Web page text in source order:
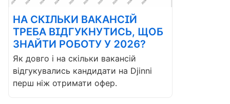
НА СКІЛЬКИ ВАКАНСІЙ
ТРЕБА ВІДГУКНУТИСЬ, ЩОБ
ЗНАЙТИ РОБОТУ У 2026?
Як довго і на скільки вакансій
відгукувались кандидати на Djinni
перш ніж отримати офер.